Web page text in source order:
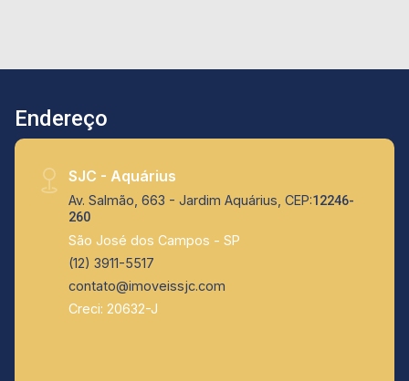
proporcionando privacidade e conforto. Os
quartos são bem planejados, com ótima
circulação e acabamento de alto padrão. A
cozinha é funcional, com integração inteligente
ao restante do apartamento, ideal para quem
espaço. O Condomínio Premiere é referência
em alto padrão na cidade, oferecendo lazer
completo e infraestrutura segura para toda a
família. Aqui, você tem a comodidade de morar
Endereço
SJC - Aquárius
Av. Salmão, 663 - Jardim Aquárius, CEP:12246-
260
São José dos Campos - SP
(12) 3911-5517
contato@imoveissjc.com
Creci: 20632-J